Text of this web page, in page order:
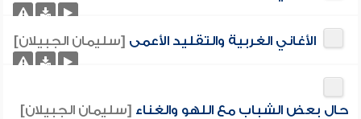
الأغاني الغربية والتقليد الأعمى [سليمان الجبيلان]
حال بعض الشباب مع اللهو والغناء [سليمان الجبيلان]